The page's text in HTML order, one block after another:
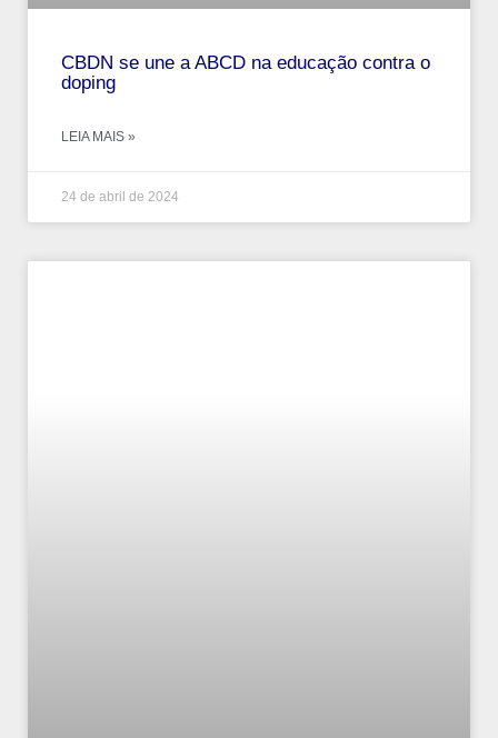
CBDN se une a ABCD na educação contra o
doping
LEIA MAIS »
24 de abril de 2024